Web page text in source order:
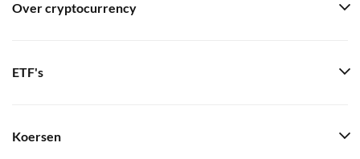
Over cryptocurrency
ETF's
Koersen